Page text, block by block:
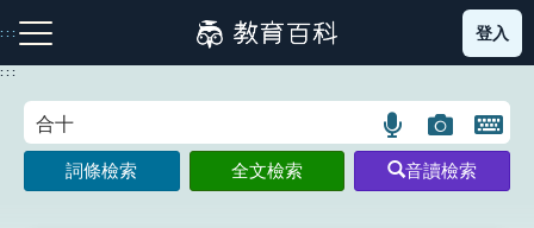
到
主
:::
注音索引圖示 筆畫索引圖示 部首索引表圖示
登入
:::
語
言
搜
圖
片
搜
開
鍵
詞條檢索 全文檢索 音讀檢索